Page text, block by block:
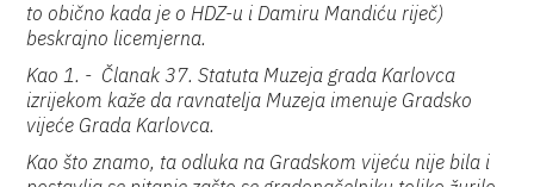
to obično kada je o HDZ-u i Damiru Mandiću riječ)
beskrajno licemjerna.
Kao 1. - Članak 37. Statuta Muzeja grada Karlovca
izrijekom kaže da ravnatelja Muzeja imenuje Gradsko
vijeće Grada Karlovca.
Kao što znamo, ta odluka na Gradskom vijeću nije bila i